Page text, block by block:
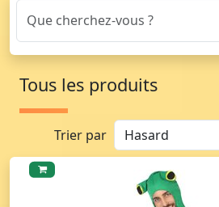
Tous les produits
Trier par